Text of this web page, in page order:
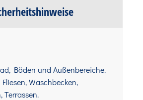
Böden und Außenbereiche.
Waschbecken,
Terrassen.